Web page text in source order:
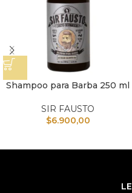
Shampoo para Barba 250 ml
SIR FAUSTO
$6.900,00